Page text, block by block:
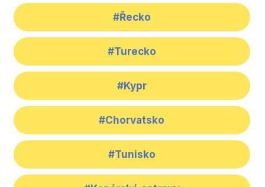
#Řecko
#Turecko
#Kypr
#Chorvatsko
#Tunisko